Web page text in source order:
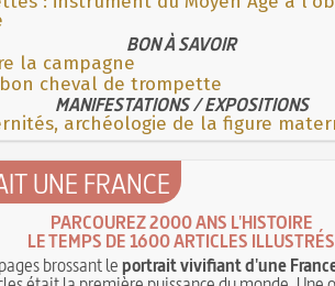
BON À SAVOIR
la campagne
cheval de trompette
MANIFESTATIONS / EXPOSITIONS
archéologie de la figure
UNE FRANCE
PARCOUREZ 2000 ANS L'HISTOIRE
LE TEMPS DE 1600 ARTICLES ILLUSTRÉS
brossant leportrait vivifiant d'une